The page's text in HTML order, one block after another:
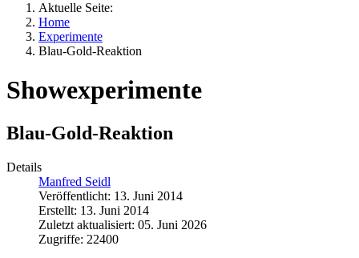
Aktuelle Seite:
Home
Experimente
Blau-Gold-Reaktion
Showexperimente
Blau-Gold-Reaktion
Details
Manfred Seidl
Veröffentlicht: 13. Juni 2014
Erstellt: 13. Juni 2014
Zuletzt aktualisiert: 05. Juni 2026
Zugriffe: 22400